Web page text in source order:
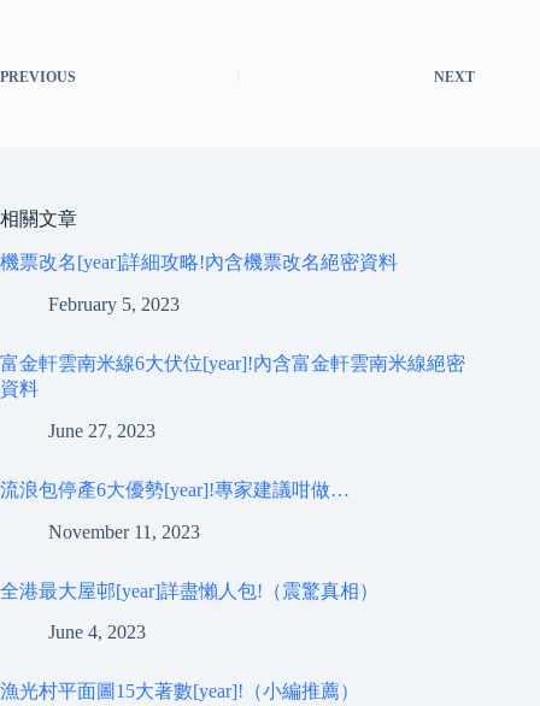
PREVIOUS NEXT
相關文章
機票改名[year]詳細攻略!內含機票改名絕密資料
February 5, 2023
富金軒雲南米線6大伏位[year]!內含富金軒雲南米線絕密
資料
June 27, 2023
流浪包停產6大優勢[year]!專家建議咁做…
November 11, 2023
全港最大屋邨[year]詳盡懶人包!（震驚真相）
June 4, 2023
漁光村平面圖15大著數[year]!（小編推薦）